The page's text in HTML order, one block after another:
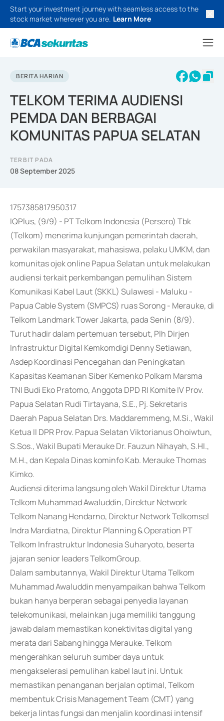
Start your investment journey with seamless access to the
stock market wherever you are. Learn More
BERITA HARIAN
TELKOM TERIMA AUDIENSI
PEMDA DAN BERBAGAI
KOMUNITAS PAPUA SELATAN
TERBIT PADA
08 September 2025
1757385817950317
IQPlus, (9/9) - PT Telkom Indonesia (Persero) Tbk
(Telkom) menerima kunjungan pemerintah daerah,
perwakilan masyarakat, mahasiswa, pelaku UMKM, dan
komunitas ojek online Papua Selatan untuk melakukan
audiensi terkait perkembangan pemulihan Sistem
Komunikasi Kabel Laut (SKKL) Sulawesi - Maluku -
Papua Cable System (SMPCS) ruas Sorong - Merauke, di
Telkom Landmark Tower Jakarta, pada Senin (8/9).
Turut hadir dalam pertemuan tersebut, Plh Dirjen
Infrastruktur Digital Kemkomdigi Denny Setiawan,
Asdep Koordinasi Pencegahan dan Peningkatan
Kapasitas Keamanan Siber Kemenko Polkam Marsma
TNI Budi Eko Pratomo, Anggota DPD RI Komite IV Prov.
Papua Selatan Rudi Tirtayana, S.E., Pj. Sekretaris
Daerah Papua Selatan Drs. Maddaremmeng, M.Si., Wakil
Ketua II DPR Prov. Papua Selatan Viktorianus Ohoiwtun,
S.Sos., Wakil Bupati Merauke Dr. Fauzun Nihayah, S.HI.,
M.H., dan Kepala Dinas kominfo Kab. Merauke Thomas
Kimko.
Audiensi diterima langsung oleh Wakil Direktur Utama
Telkom Muhammad Awaluddin, Direktur Network
Telkom Nanang Hendarno, Direktur Network Telkomsel
Indra Mardiatna, Direktur Planning & Operation PT
Telkom Infrastruktur Indonesia Suharyoto, beserta
jajaran senior leaders TelkomGroup.
Dalam sambutannya, Wakil Direktur Utama Telkom
Muhammad Awaluddin menyampaikan bahwa Telkom
bukan hanya berperan sebagai penyedia layanan
telekomunikasi, melainkan juga memiliki tanggung
jawab dalam memastikan konektivitas digital yang
merata dari Sabang hingga Merauke. Telkom
mengerahkan seluruh sumber daya untuk
mengakselerasi pemulihan kabel laut ini. Untuk
memastikan penanganan berjalan optimal, Telkom
membentuk Crisis Management Team (CMT) yang
bekerja lintas fungsi dan menjalin koordinasi intensif